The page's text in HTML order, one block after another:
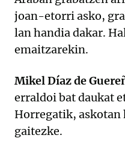
joan-etorri asko,
lan handia dakar.
emaitzarekin.
Mikel Díaz de
erraldoi bat daukat
Horregatik,
gaitezke.